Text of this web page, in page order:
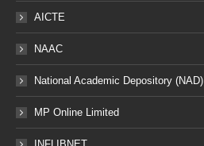
AICTE
NAAC
National Academic Depository (NAD)
MP Online Limited